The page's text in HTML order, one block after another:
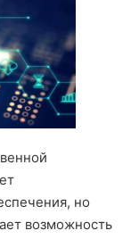
но
возможность